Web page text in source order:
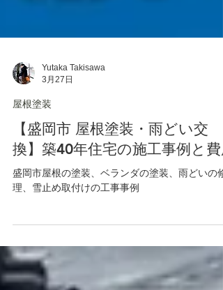
3月27日
屋根塗装
【盛岡市 屋根塗装・雨どい交
換】築40年住宅の施工事例と費
盛岡市屋根の塗装、ベランダの塗装、雨どいの修